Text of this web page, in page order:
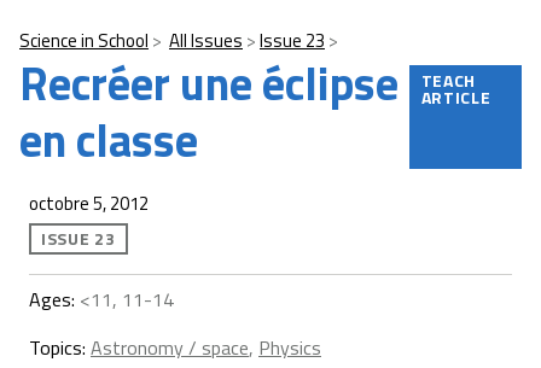
Science in School All Issues Issue 23
Recréer une éclipse
en classe
TEACH
ARTICLE
octobre 5, 2012
ISSUE 23
Ages: <11, 11-14
Topics: Astronomy / space, Physics